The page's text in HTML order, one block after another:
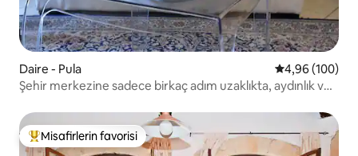
Daire - Pula 5 üzerinden
4,96 (100)
Şehir merkezine sadece birkaç adım uzaklıkta, aydınlık ve
Misafirlerin favorilerinden en beğenilenler arasında
Misafirlerin favorisi